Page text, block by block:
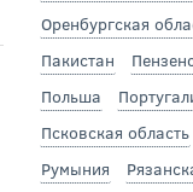
Оренбургская
Пакистан
Польша
Псковская область
Румыния